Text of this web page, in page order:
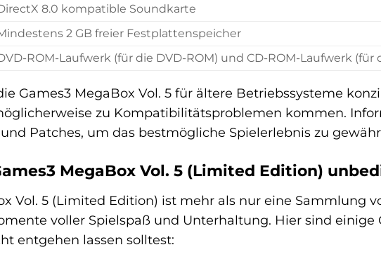
8.0 kompatible Soundkarte
2 GB freier Festplattenspeicher
ROM-Laufwerk (für die DVD-ROM) und CD-ROM-Laufwerk (für
Games3 MegaBox Vol. 5 für ältere Betriebssysteme
zu Kompatibilitätsproblemen kommen.
Patches, um das bestmögliche Spielerlebnis zu
MegaBox Vol. 5 (Limited Edition)
Vol. 5 (Limited Edition) ist mehr als nur eine Sammlung
voller Spielspaß und Unterhaltung. Hier sind einige
entgehen lassen solltest: